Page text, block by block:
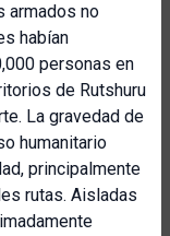
armados no
habían
personas en
de Rutshuru
La gravedad de
humanitario
principalmente
rutas. Aisladas